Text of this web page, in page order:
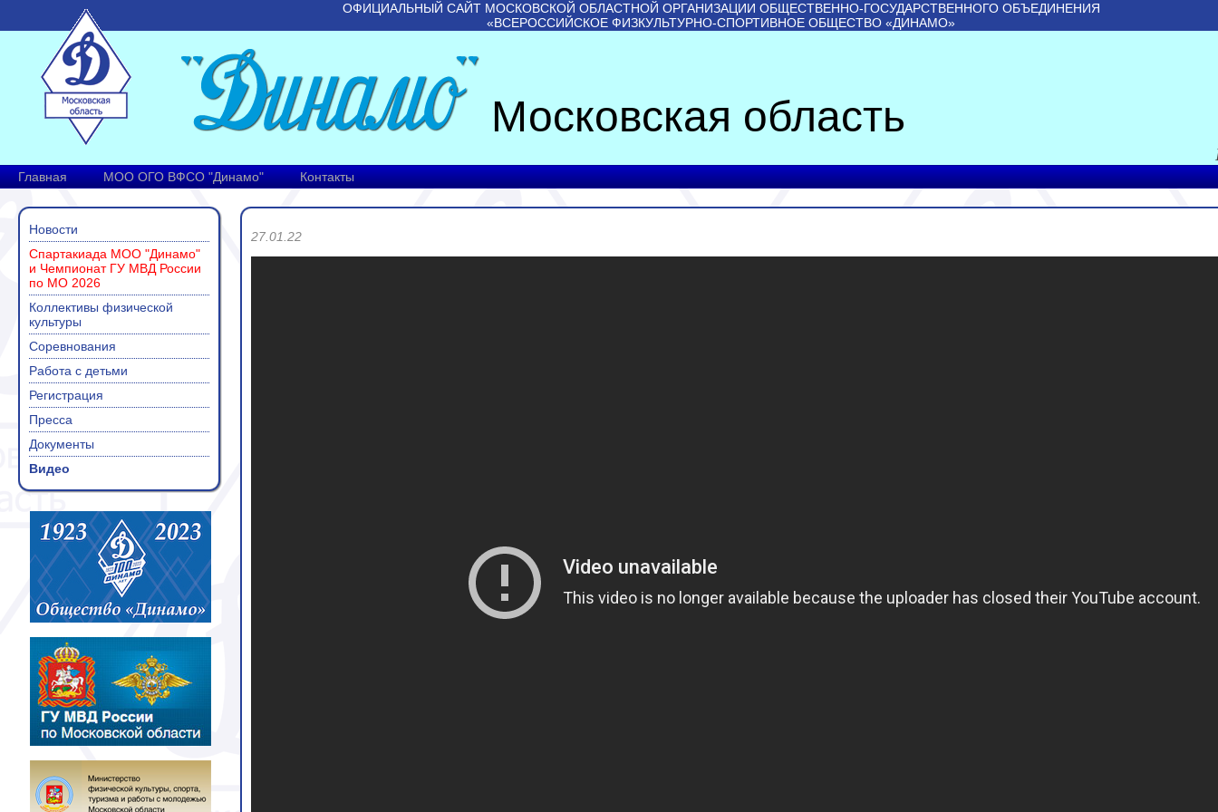
ОФИЦИАЛЬНЫЙ САЙТ МОСКОВСКОЙ ОБЛАСТНОЙ ОРГАНИЗАЦИИ ОБЩЕСТВЕННО-ГОСУДАРСТВЕННОГО ОБЪЕДИНЕНИЯ
«ВСЕРОССИЙСКОЕ ФИЗКУЛЬТУРНО-СПОРТИВНОЕ ОБЩЕСТВО «ДИНАМО»
Московская область
Главная МОО ОГО ВФСО "Динамо" Контакты
Новости
Спартакиада МОО "Динамо"
и Чемпионат ГУ МВД России
по МО 2026
Коллективы физической
культуры
Соревнования
Работа с детьми
Регистрация
Пресса
Документы
Видео
27.01.22